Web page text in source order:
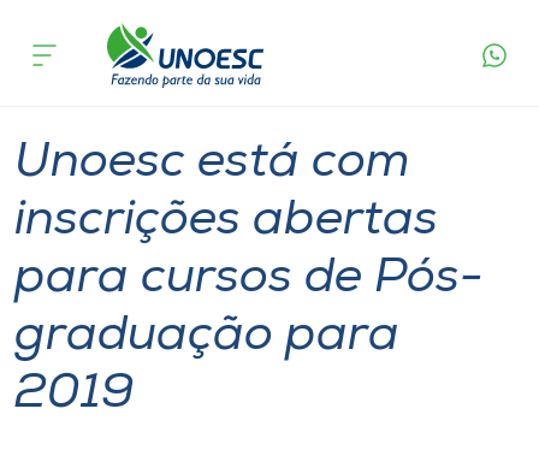
Cursos
Pesquisa
Atendimento ao Estudante
Portal de Ensino
acontece
Unoesc está com
inscrições abertas
para cursos de Pós-
graduação para
2019